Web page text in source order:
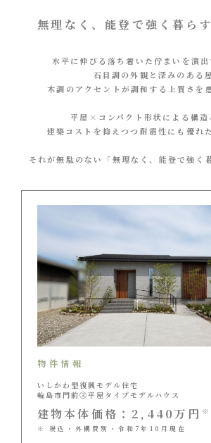
無理なく、能登で強く暮ら
水平に伸びる落ち着いた佇まいを演出
石目調の外観と深みのある
木調のアクセントが調和する上質さを
平屋×コンパクト形状による構造
建築コストを抑えつつ耐震性にも優れ
それが無駄のない「無理なく、能登で強く
物件情報
いしかわ型復興モデル住宅
輪島市門前③平屋タイプモデルハウス
建物本体価格：2,440万円 ※
※ 税込・外構費別・令和7年10月現在